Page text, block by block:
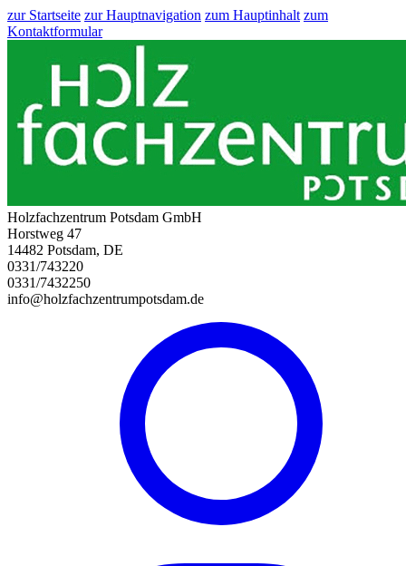
zur Startseite zur Hauptnavigation zum Hauptinhalt zum
Kontaktformular
Holzfachzentrum Potsdam GmbH
Horstweg 47
14482 Potsdam, DE
0331/743220
0331/7432250
info@holzfachzentrumpotsdam.de